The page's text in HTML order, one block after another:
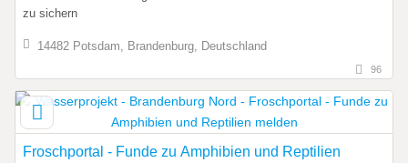
zu sichern
14482 Potsdam, Brandenburg, Deutschland
96
Froschportal - Funde zu Amphibien und Reptilien